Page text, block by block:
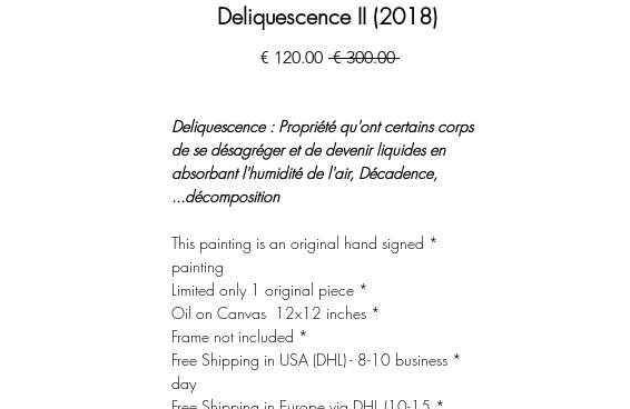
Deliquescence II (2018)
‏300.00 €
سعر
سعر
Deliquescence : Propriété qu'ont certains corps
de se désagréger et de devenir liquides en
absorbant l'humidité de l'air, Décadence,
décomposition...
* This painting is an original hand signed
painting
* Limited only 1 original piece
* Oil on Canvas 12x12 inches
* Frame not included
* Free Shipping in USA (DHL) - 8-10 business
day